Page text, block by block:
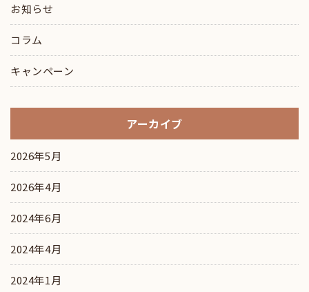
お知らせ
コラム
キャンペーン
アーカイブ
2026年5月
2026年4月
2024年6月
2024年4月
2024年1月